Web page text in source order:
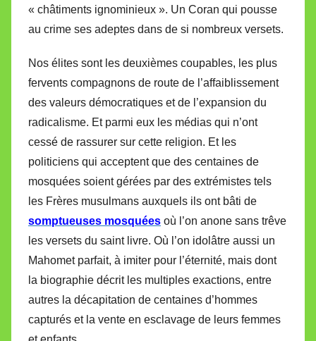
« châtiments ignominieux ». Un Coran qui pousse
au crime ses adeptes dans de si nombreux versets.
Nos élites sont les deuxièmes coupables, les plus
fervents compagnons de route de l’affaiblissement
des valeurs démocratiques et de l’expansion du
radicalisme. Et parmi eux les médias qui n’ont
cessé de rassurer sur cette religion. Et les
politiciens qui acceptent que des centaines de
mosquées soient gérées par des extrémistes tels
les Frères musulmans auxquels ils ont bâti de
somptueuses mosquées où l’on anone sans trêve
les versets du saint livre. Où l’on idolâtre aussi un
Mahomet parfait, à imiter pour l’éternité, mais dont
la biographie décrit les multiples exactions, entre
autres la décapitation de centaines d’hommes
capturés et la vente en esclavage de leurs femmes